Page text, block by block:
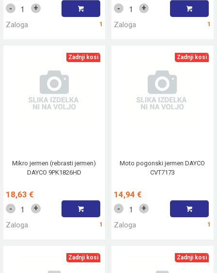
- +
Zaloga 1
- +
Zaloga 1
Zadnji kosi
Mikro jermen (rebrasti jermen)
DAYCO 9PK1826HD
18,63 €
- +
Zaloga 1
Zadnji kosi
Moto pogonski jermen DAYCO
CVT7173
14,94 €
- +
Zaloga 1
Zadnji kosi Zadnji kosi